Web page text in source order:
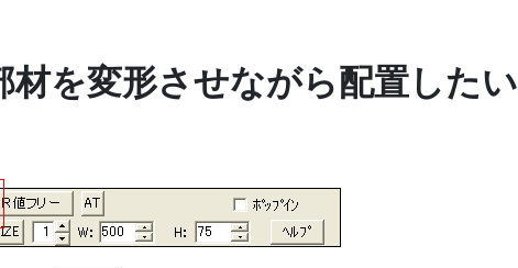
材を変形させながら配置したい